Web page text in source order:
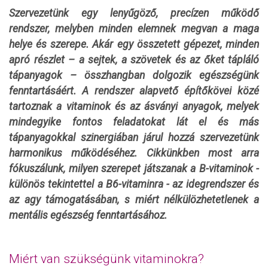
Szervezetünk egy lenyűgöző, precízen működő
rendszer, melyben minden elemnek megvan a maga
helye és szerepe. Akár egy összetett gépezet, minden
apró részlet – a sejtek, a szövetek és az őket tápláló
tápanyagok – összhangban dolgozik egészségünk
fenntartásáért. A rendszer alapvető építőkövei közé
tartoznak a vitaminok és az ásványi anyagok, melyek
mindegyike fontos feladatokat lát el és más
tápanyagokkal szinergiában járul hozzá szervezetünk
harmonikus működéséhez.
Cikkünkben most arra
fókuszálunk, milyen szerepet játszanak a B-vitaminok -
különös tekintettel a B6-vitaminra - az idegrendszer és
az agy támogatásában, s miért nélkülözhetetlenek a
mentális egészség fenntartásához.
Miért van szükségünk vitaminokra?